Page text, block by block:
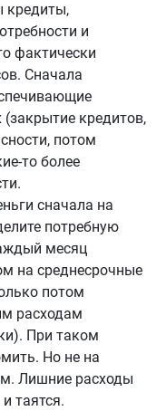
кредиты,
и
фактически
Сначала
(закрытие кредитов,
потом
то более
сначала на
потребную
месяц
на среднесрочные
потом
расходам
При таком
Но не на
Лишние расходы
таятся.